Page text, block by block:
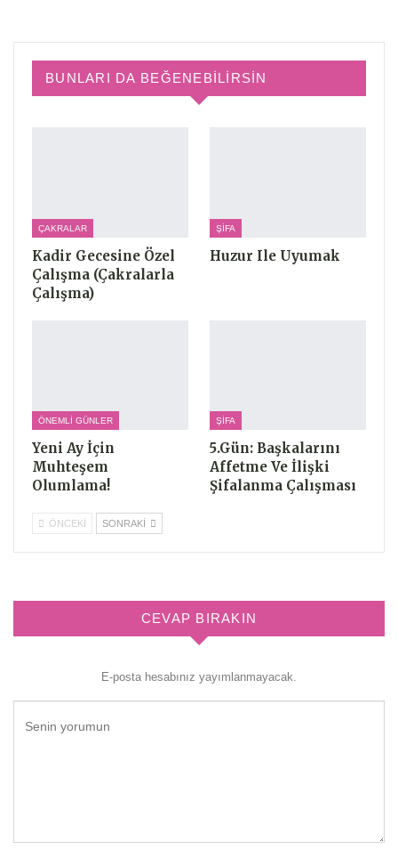
BUNLARI DA BEĞENEBILIRSIN
ÇAKRALAR
Kadir Gecesine Özel
Çalışma (Çakralarla
Çalışma)
ŞIFA
Huzur Ile Uyumak
ÖNEMLI GÜNLER
Yeni Ay İçin
Muhteşem
Olumlama!
ŞIFA
5.Gün: Başkalarını
Affetme Ve İlişki
Şifalanma Çalışması
ÖNCEKI SONRAKI
CEVAP BIRAKIN
E-posta hesabınız yayımlanmayacak.